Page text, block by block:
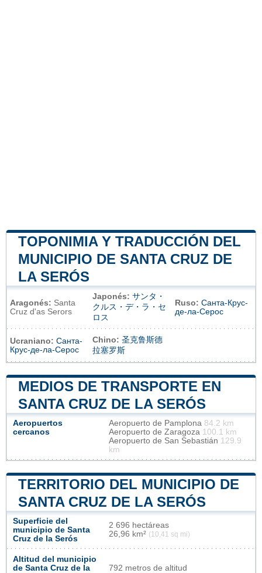
TOPONIMIA Y TRADUCCIÓN DEL
MUNICIPIO DE SANTA CRUZ DE
LA SERÓS
Aragonés: Santa
Cruz d'as Serors
Japonés: サンタ・
クルス・デ・ラ・セ
ロス
Ruso: Санта-Крус-
де-ла-Серос
Ucraniano: Санта-
Крус-де-ла-Серос
Chino: 圣克鲁斯德
拉塞罗斯
MEDIOS DE TRANSPORTE EN
SANTA CRUZ DE LA SERÓS
Aeropuertos
cercanos
Aeropuerto de Pamplona 84.2 km
Aeropuerto de Zaragoza 100.1 km
Aeropuerto de San Sebastián 129.9
km
TERRITORIO DEL MUNICIPIO DE
SANTA CRUZ DE LA SERÓS
Superficie del
municipio de Santa
Cruz de la Serós
2 696 hectáreas
26,96 km² (10,41 sq mi)
Altitud del municipio
de Santa Cruz de la
792 metros de altitud